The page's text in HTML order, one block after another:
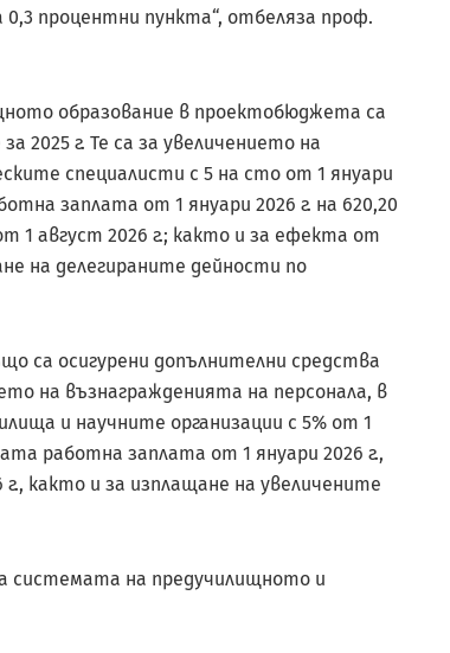
процентни пункта“, отбеляза проф.
образование в проектобюджета са
2025 г. Те са за увеличението на
специалисти с 5 на сто от 1 януари
заплата от 1 януари 2026 г. на 620,20
1 август 2026 г.; както и за ефекта от
на делегираните дейности по
са осигурени допълнителни средства
на възнагражденията на персонала, в
и научните организации с 5% от 1
работна заплата от 1 януари 2026 г.,
както и за изплащане на увеличените
системата на предучилищното и